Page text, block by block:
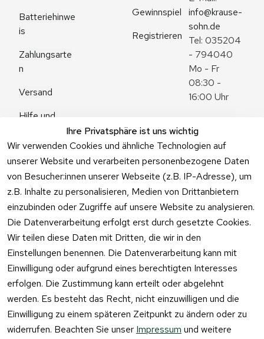
Ihre Privatsphäre ist uns wichtig
Wir verwenden Cookies und ähnliche Technologien auf
unserer Website und verarbeiten personenbezogene Daten
von Besucher:innen unserer Webseite (z.B. IP-Adresse), um
z.B. Inhalte zu personalisieren, Medien von Drittanbietern
einzubinden oder Zugriffe auf unsere Website zu analysieren.
Die Datenverarbeitung erfolgt erst durch gesetzte Cookies.
Wir teilen diese Daten mit Dritten, die wir in den
Einstellungen benennen. Die Datenverarbeitung kann mit
Einwilligung oder aufgrund eines berechtigten Interesses
erfolgen. Die Zustimmung kann erteilt oder abgelehnt
werden. Es besteht das Recht, nicht einzuwilligen und die
Einwilligung zu einem späteren Zeitpunkt zu ändern oder zu
widerrufen. Beachten Sie unser Impressum und weitere
Batteriehinwe
is
Zahlungsarte
n
Versand
Hilfe und
Fragen
Gewinnspiel
Registrieren
info@krause-
sohn.de
Tel: 035204
- 794040
Mo - Fr
08:30 -
16:00 Uhr
Zum
Kontaktformu
lar
Vertrag
widerrufen